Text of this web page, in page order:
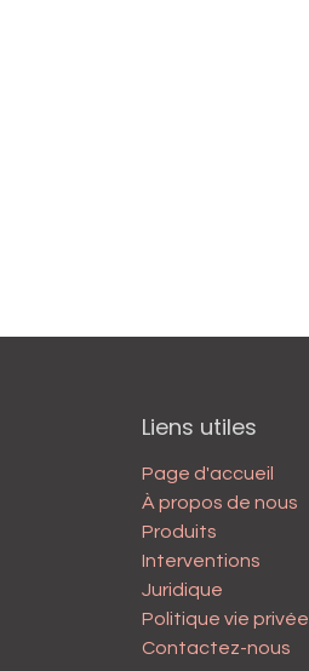
Liens utiles
Page d'accueil
À propos de nous
Produits
Interventions
Juridique
Politique vie privée
Contactez-nous